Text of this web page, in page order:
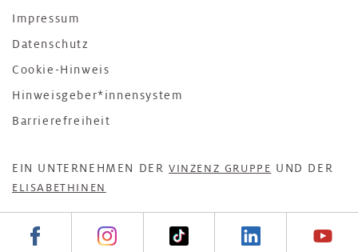
Impressum
Datenschutz
Cookie-Hinweis
Hinweisgeber*innensystem
Barrierefreiheit
EIN UNTERNEHMEN DER VINZENZ GRUPPE UND DER
ELISABETHINEN